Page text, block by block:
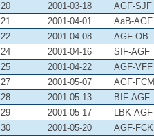
20
2001-03-18 AGF-SJF
21
2001-04-01 AaB-AGF
22
2001-04-08 AGF-OB
24
2001-04-16 SIF-AGF
25
2001-04-22 AGF-VFF
27
2001-05-07 AGF-FCM
28
2001-05-13 BIF-AGF
29
2001-05-17 LBK-AGF
30
2001-05-20 AGF-FCK